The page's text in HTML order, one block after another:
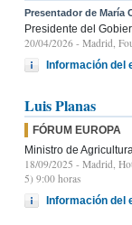
Presentador de María
Presidente del
20/04/2026 - Madrid,
Información del
Luis Planas
FÓRUM EUROPA
Ministro de
18/09/2025 - Madrid,
5) 9:00 horas
Información del